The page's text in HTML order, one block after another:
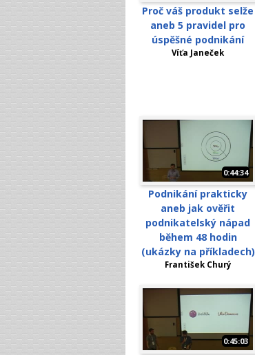
Proč váš produkt selže
aneb 5 pravidel pro
úspěšné podnikání
Víťa Janeček
0:44:34
Podnikání prakticky
aneb jak ověřit
podnikatelský nápad
během 48 hodin
(ukázky na příkladech)
František Churý
0:45:03